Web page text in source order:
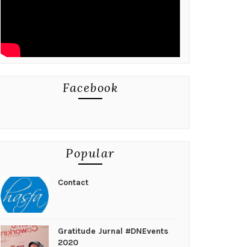
Facebook
Popular
Contact
Gratitude Jurnal #DNEvents
2020